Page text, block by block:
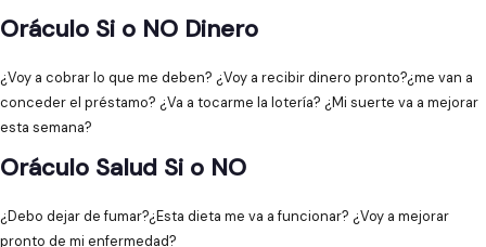
Oráculo Si o NO Dinero
¿Voy a cobrar lo que me deben? ¿Voy a recibir dinero pronto?¿me van a
conceder el préstamo? ¿Va a tocarme la lotería? ¿Mi suerte va a mejorar
esta semana?
Oráculo Salud Si o NO
¿Debo dejar de fumar?¿Esta dieta me va a funcionar? ¿Voy a mejorar
pronto de mi enfermedad?